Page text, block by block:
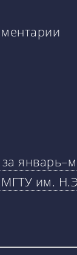
МГТУ им.